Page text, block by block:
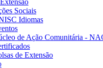
Sociais
Idiomas
de Ação Comunitária -
de Extensão